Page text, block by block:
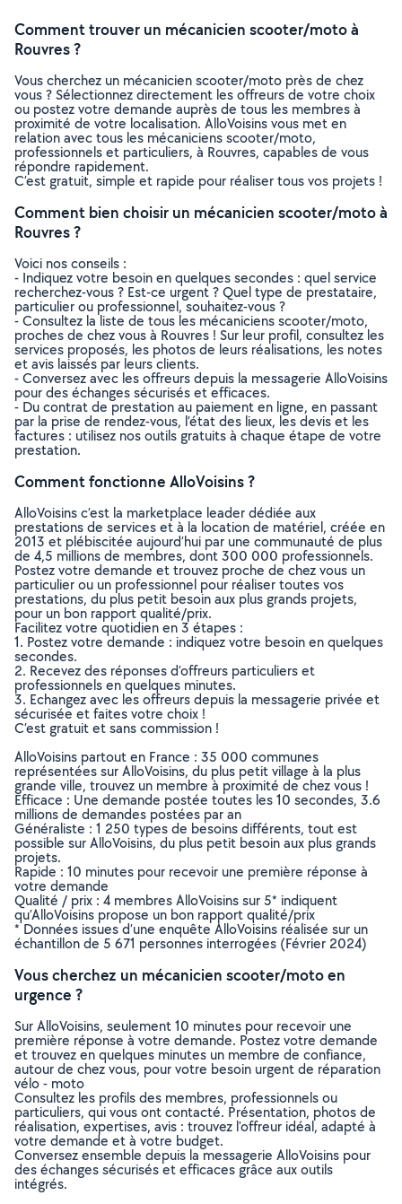
Comment trouver un mécanicien scooter/moto à
Rouvres ?
Vous cherchez un mécanicien scooter/moto près de chez
vous ? Sélectionnez directement les offreurs de votre choix
ou postez votre demande auprès de tous les membres à
proximité de votre localisation. AlloVoisins vous met en
relation avec tous les mécaniciens scooter/moto,
professionnels et particuliers, à Rouvres, capables de vous
répondre rapidement.
C’est gratuit, simple et rapide pour réaliser tous vos projets !
Comment bien choisir un mécanicien scooter/moto à
Rouvres ?
Voici nos conseils :
- Indiquez votre besoin en quelques secondes : quel service
recherchez-vous ? Est-ce urgent ? Quel type de prestataire,
particulier ou professionnel, souhaitez-vous ?
- Consultez la liste de tous les mécaniciens scooter/moto,
proches de chez vous à Rouvres ! Sur leur profil, consultez les
services proposés, les photos de leurs réalisations, les notes
et avis laissés par leurs clients.
- Conversez avec les offreurs depuis la messagerie AlloVoisins
pour des échanges sécurisés et efficaces.
- Du contrat de prestation au paiement en ligne, en passant
par la prise de rendez-vous, l’état des lieux, les devis et les
factures : utilisez nos outils gratuits à chaque étape de votre
prestation.
Comment fonctionne AlloVoisins ?
AlloVoisins c’est la marketplace leader dédiée aux
prestations de services et à la location de matériel, créée en
2013 et plébiscitée aujourd’hui par une communauté de plus
de 4,5 millions de membres, dont 300 000 professionnels.
Postez votre demande et trouvez proche de chez vous un
particulier ou un professionnel pour réaliser toutes vos
prestations, du plus petit besoin aux plus grands projets,
pour un bon rapport qualité/prix.
Facilitez votre quotidien en 3 étapes :
1. Postez votre demande : indiquez votre besoin en quelques
secondes.
2. Recevez des réponses d’offreurs particuliers et
professionnels en quelques minutes.
3. Echangez avec les offreurs depuis la messagerie privée et
sécurisée et faites votre choix !
C’est gratuit et sans commission !
AlloVoisins partout en France : 35 000 communes
représentées sur AlloVoisins, du plus petit village à la plus
grande ville, trouvez un membre à proximité de chez vous !
Efficace : Une demande postée toutes les 10 secondes, 3.6
millions de demandes postées par an
Généraliste : 1 250 types de besoins différents, tout est
possible sur AlloVoisins, du plus petit besoin aux plus grands
projets.
Rapide : 10 minutes pour recevoir une première réponse à
votre demande
Qualité / prix : 4 membres AlloVoisins sur 5* indiquent
qu’AlloVoisins propose un bon rapport qualité/prix
* Données issues d’une enquête AlloVoisins réalisée sur un
échantillon de 5 671 personnes interrogées (Février 2024)
Vous cherchez un mécanicien scooter/moto en
urgence ?
Sur AlloVoisins, seulement 10 minutes pour recevoir une
première réponse à votre demande. Postez votre demande
et trouvez en quelques minutes un membre de confiance,
autour de chez vous, pour votre besoin urgent de réparation
vélo - moto
Consultez les profils des membres, professionnels ou
particuliers, qui vous ont contacté. Présentation, photos de
réalisation, expertises, avis : trouvez l'offreur idéal, adapté à
votre demande et à votre budget.
Conversez ensemble depuis la messagerie AlloVoisins pour
des échanges sécurisés et efficaces grâce aux outils
intégrés.